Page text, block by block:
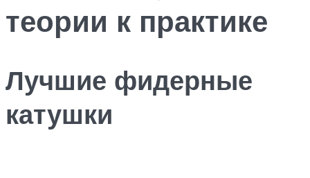
теории к практике
Лучшие фидерные
катушки